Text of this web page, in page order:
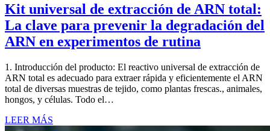
Kit universal de extracción de ARN total:
La clave para prevenir la degradación del
ARN en experimentos de rutina
1. Introducción del producto: El reactivo universal de extracción de
ARN total es adecuado para extraer rápida y eficientemente el ARN
total de diversas muestras de tejido, como plantas frescas., animales,
hongos, y células. Todo el…
LEER MÁS